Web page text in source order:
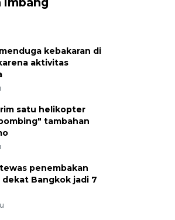
kebakaran di
aktivitas
satu helikopter
tambahan
penembakan
dekat Bangkok jadi 7